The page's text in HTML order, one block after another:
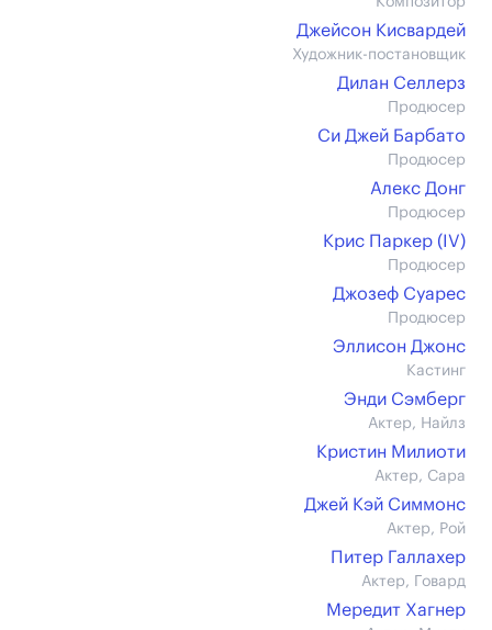
Джейсон Кисвардей
Художник-постановщик
Дилан Селлерз
Продюсер
Си Джей Барбато
Продюсер
Алекс Донг
Продюсер
Крис Паркер (IV)
Продюсер
Джозеф Суарес
Продюсер
Эллисон Джонс
Кастинг
Энди Сэмберг
Актер, Найлз
Кристин Милиоти
Актер, Сара
Джей Кэй Симмонс
Актер, Рой
Питер Галлахер
Актер, Говард
Мередит Хагнер